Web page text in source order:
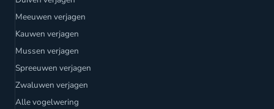
Meeuwen verjagen
Kauwen verjagen
Mussen verjagen
Spreeuwen verjagen
Zwaluwen verjagen
Alle vogelwering